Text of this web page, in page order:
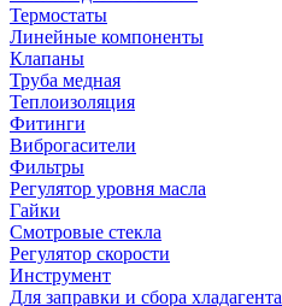
Термостаты
Линейные компоненты
Клапаны
Труба медная
Теплоизоляция
Фитинги
Виброгасители
Фильтры
Регулятор уровня масла
Гайки
Смотровые стекла
Регулятор скорости
Инструмент
Для заправки и сбора хладагента